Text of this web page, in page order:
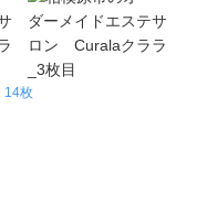
14枚